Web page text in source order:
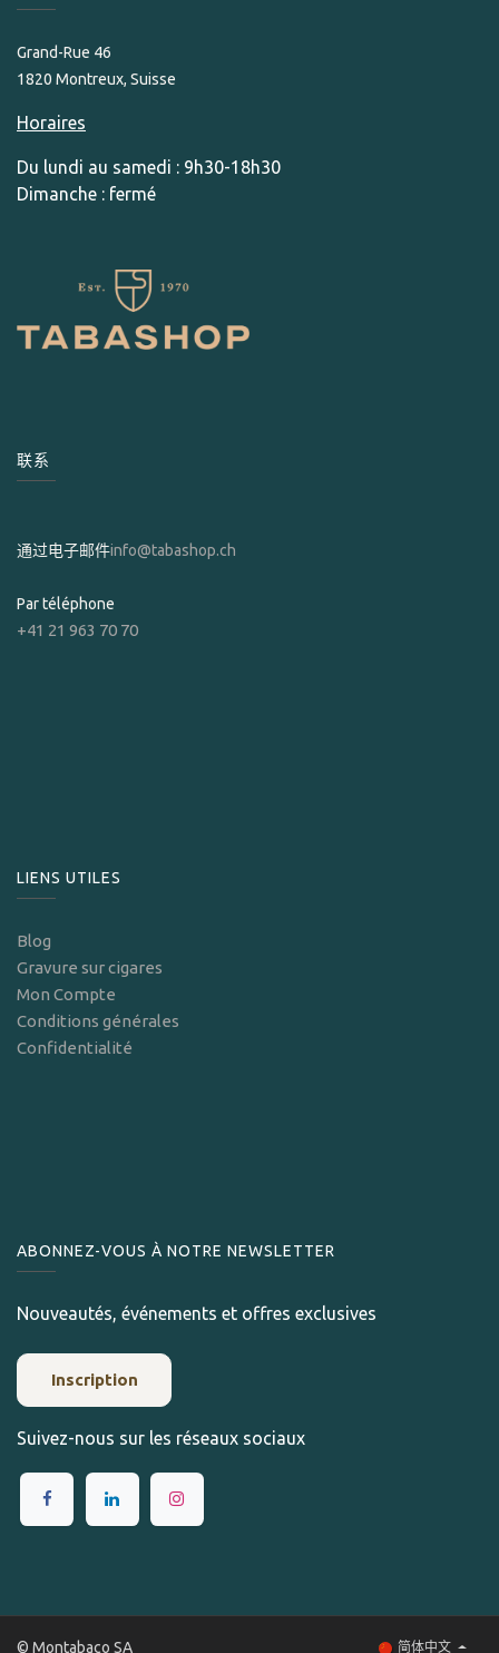
Grand-Rue 46
1820 Montreux, Suisse
Horaires
Du lundi au samedi : 9h30-18h30
Dimanche : fermé
联系
通过电子邮件info@tabashop.ch
Par téléphone
+41 21 963 70 70
LIENS UTILES
Blog
Gravure sur cigares
Mon Compte
Conditions générales
Confidentialité
ABONNEZ-VOUS À NOTRE NEWSLETTER
Nouveautés, événements et offres exclusives
Inscription
Suivez-nous sur les réseaux sociaux
© Montabaco SA 简体中文